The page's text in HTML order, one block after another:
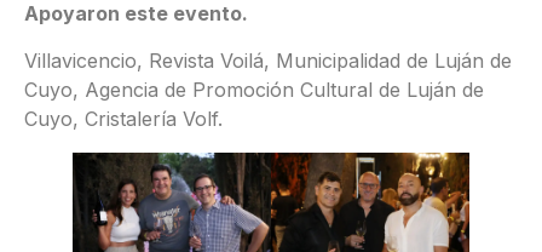
Apoyaron este evento.
Villavicencio, Revista Voilá, Municipalidad de Luján de
Cuyo, Agencia de Promoción Cultural de Luján de
Cuyo, Cristalería Volf.